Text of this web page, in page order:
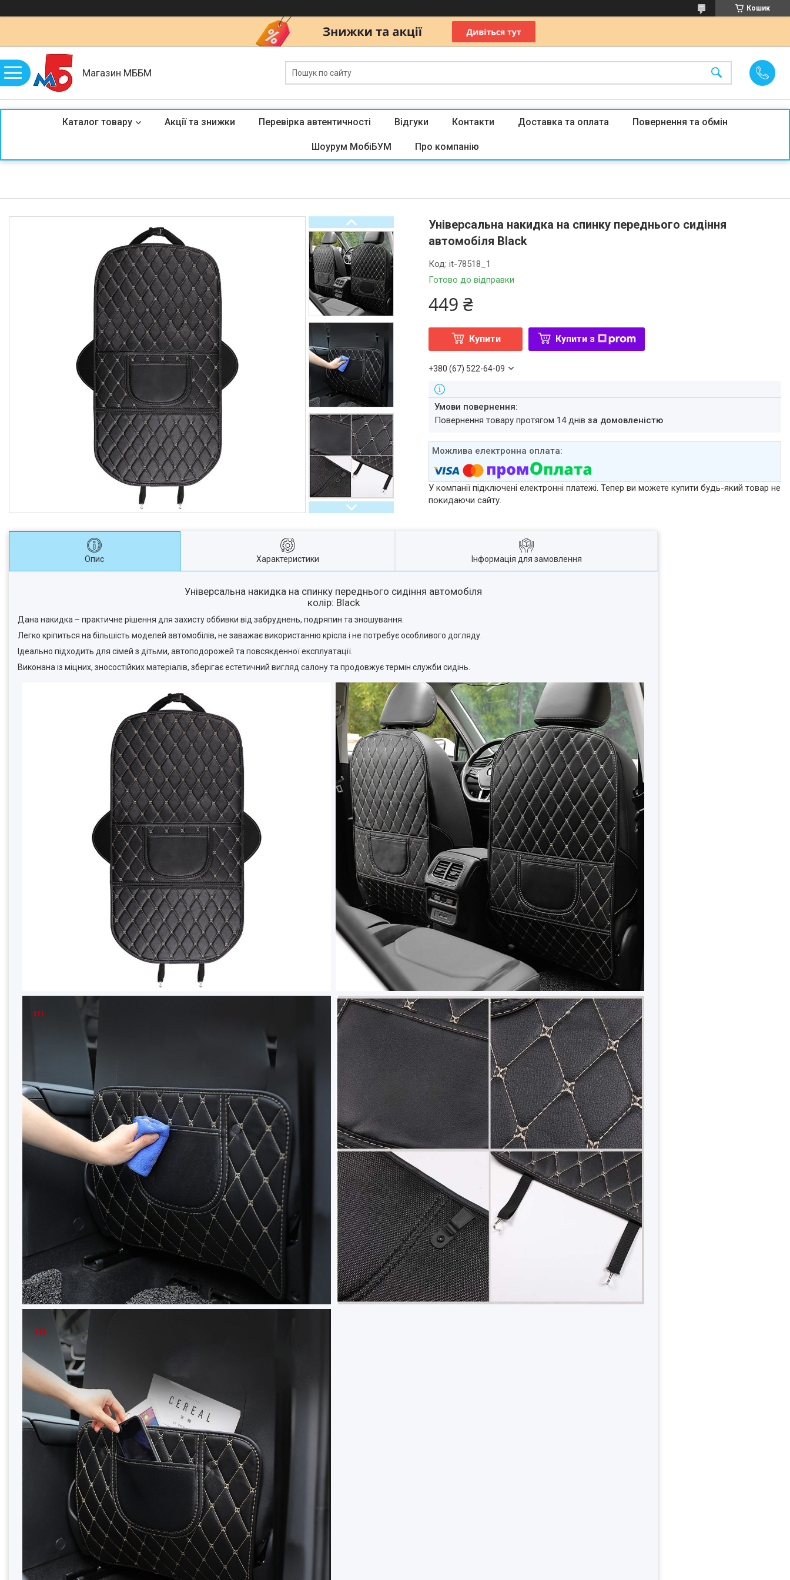
Кошик
Магазин МББМ
Каталог товару Акції та знижки Перевірка автентичності Відгуки Контакти Доставка та оплата Повернення та обмін
Шоурум МобіБУМ Про компанію
Універсальна накидка на спинку переднього сидіння
автомобіля Black
Готово до відправки
Код:it-78518_1
449 ₴
Купити Купити з
+380 (67) 522-64-09
повернення товару протягом 14 днівза домовленістю
У компанії підключені електронні платежі. Тепер ви можете купити будь-який товар не
покидаючи сайту.
Опис Характеристики Інформація для замовлення
Універсальна накидка на спинку переднього сидіння автомобіля
колір: Black
Дана накидка – практичне рішення для захисту оббивки від забруднень, подряпин та зношування.
Легко кріпиться на більшість моделей автомобілів, не заважає використанню крісла і не потребує особливого догляду.
Ідеально підходить для сімей з дітьми, автоподорожей та повсякденної експлуатації.
Виконана із міцних, зносостійких матеріалів, зберігає естетичний вигляд салону та продовжує термін служби сидінь.